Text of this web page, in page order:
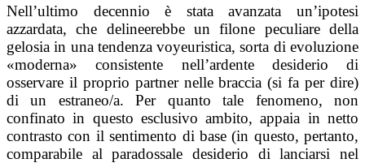
Nell’ultimo decennio è stata avanzata un’ipotesi
azzardata, che delineerebbe un filone peculiare della
gelosia in una tendenza voyeuristica, sorta di evoluzione
«moderna» consistente nell’ardente desiderio di
osservare il proprio partner nelle braccia (si fa per dire)
di un estraneo/a. Per quanto tale fenomeno, non
confinato in questo esclusivo ambito, appaia in netto
contrasto con il sentimento di base (in questo, pertanto,
comparabile al paradossale desiderio di lanciarsi nel